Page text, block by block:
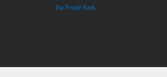
Top People Rank